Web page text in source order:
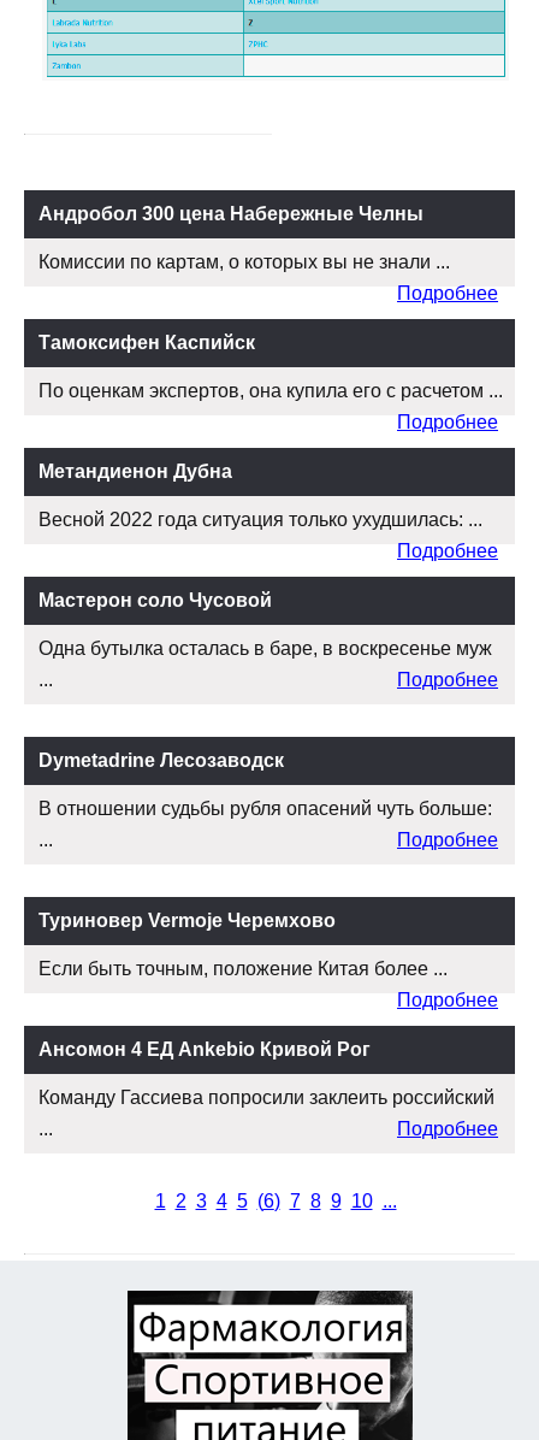
Андробол 300 цена Набережные Челны
Комиссии по картам, о которых вы не знали ...
Подробнее
Тамоксифен Каспийск
По оценкам экспертов, она купила его с расчетом ...
Подробнее
Метандиенон Дубна
Весной 2022 года ситуация только ухудшилась: ...
Подробнее
Мастерон соло Чусовой
Одна бутылка осталась в баре, в воскресенье муж
...
Подробнее
Dymetadrine Лесозаводск
В отношении судьбы рубля опасений чуть больше:
...
Подробнее
Туриновер Vermoje Черемхово
Если быть точным, положение Китая более ...
Подробнее
Ансомон 4 ЕД Ankebio Кривой Рог
Команду Гассиева попросили заклеить российский
...
Подробнее
1 2 3 4 5 (6) 7 8 9 10 ...